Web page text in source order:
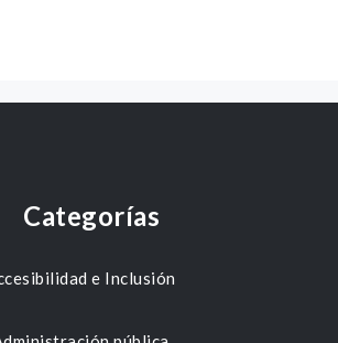
Categorías
e Inclusión